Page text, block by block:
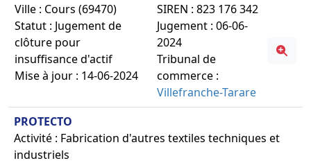
Ville : Cours (69470)
Statut : Jugement de
clôture pour
insuffisance d'actif
Mise à jour : 14-06-2024
SIREN : 823 176 342
Jugement : 06-06-
2024
Tribunal de
commerce :
Villefranche-Tarare
PROTECTO
Activité : Fabrication d'autres textiles techniques et
industriels